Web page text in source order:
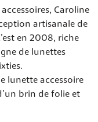
Caroline
artisanale de
en 2008, riche
de lunettes
lunette accessoire
brin de folie et